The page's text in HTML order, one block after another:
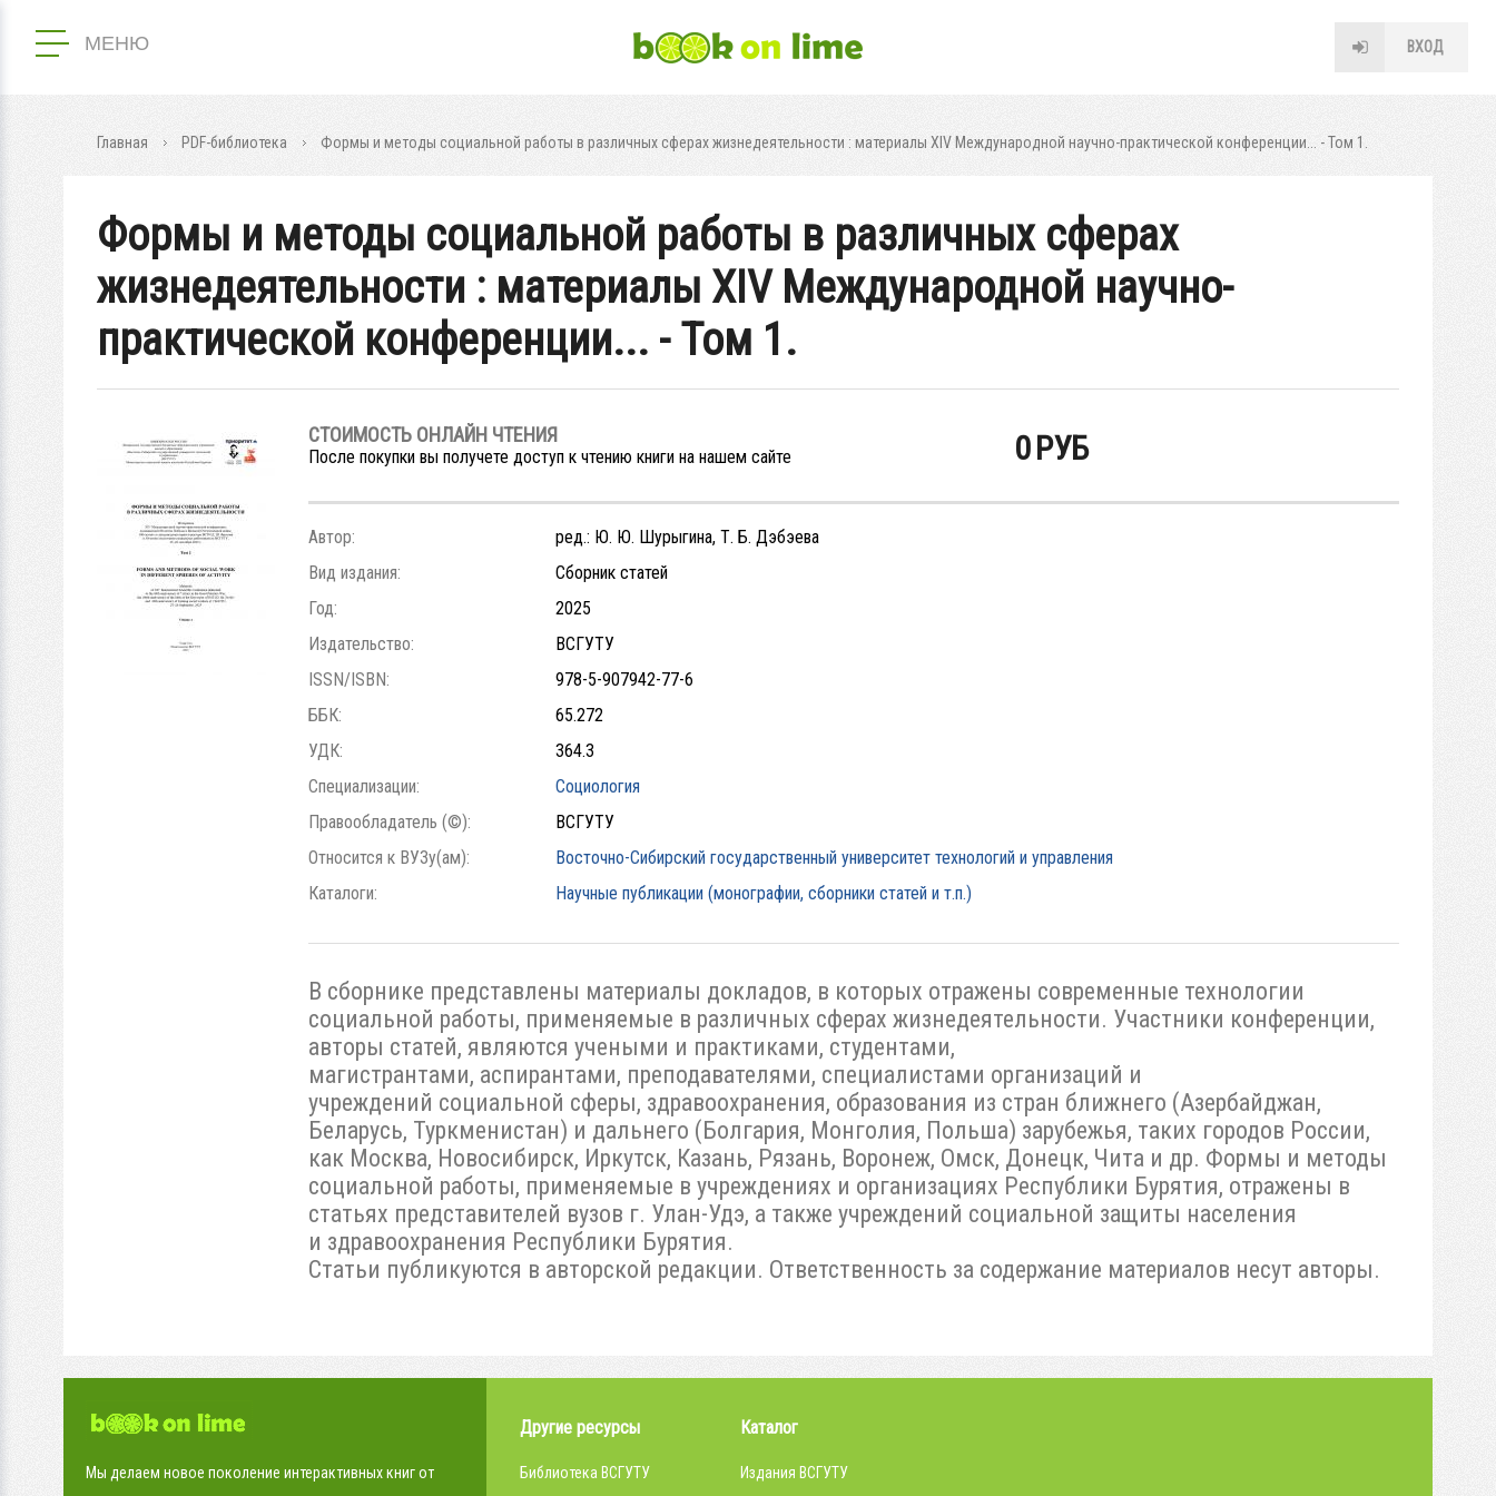
МЕНЮ ВХОД
Главная PDF-библиотека Формы и методы социальной работы в различных сферах жизнедеятельности : материалы XIV Международной научно-практической конференции... - Том 1.
Формы и методы социальной работы в различных сферах
жизнедеятельности : материалы XIV Международной научно-
практической конференции... - Том 1.
СТОИМОСТЬ ОНЛАЙН ЧТЕНИЯ
После покупки вы получете доступ к чтению книги на нашем сайте 0РУБ
Автор:
ред.: Ю. Ю. Шурыгина, Т. Б. Дэбэева
Вид издания:
Сборник статей
Год:
2025
Издательство:
ВСГУТУ
ISSN/ISBN:
978-5-907942-77-6
ББК:
65.272
УДК:
364.3
Специализации:
Социология
Правообладатель (©):
ВСГУТУ
Относится к ВУЗу(ам):
Восточно-Сибирский государственный университет технологий и управления
Каталоги:
Научные публикации (монографии, сборники статей и т.п.)
В сборнике представлены материалы докладов, в которых отражены современные технологии
социальной работы, применяемые в различных сферах жизнедеятельности. Участники конференции,
авторы статей, являются учеными и практиками, студентами,
магистрантами, аспирантами, преподавателями, специалистами организаций и
учреждений социальной сферы, здравоохранения, образования из стран ближнего (Азербайджан,
Беларусь, Туркменистан) и дальнего (Болгария, Монголия, Польша) зарубежья, таких городов России,
как Москва, Новосибирск, Иркутск, Казань, Рязань, Воронеж, Омск, Донецк, Чита и др. Формы и методы
социальной работы, применяемые в учреждениях и организациях Республики Бурятия, отражены в
статьях представителей вузов г. Улан-Удэ, а также учреждений социальной защиты населения
и здравоохранения Республики Бурятия.
Статьи публикуются в авторской редакции. Ответственность за содержание материалов несут авторы.
Мы делаем новое поколение интерактивных книг от
Другие ресурсы
Библиотека ВСГУТУ
Каталог
Издания ВСГУТУ